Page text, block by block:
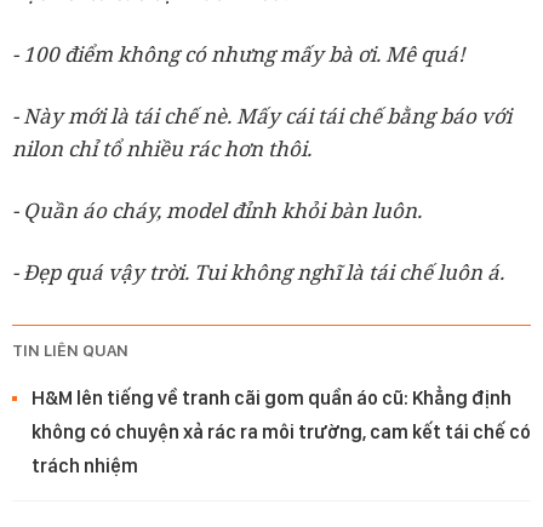
- 100 điểm không có nhưng mấy bà ơi. Mê quá!
- Này mới là tái chế nè. Mấy cái tái chế bằng báo với
nilon chỉ tổ nhiều rác hơn thôi.
- Quần áo cháy, model đỉnh khỏi bàn luôn.
- Đẹp quá vậy trời. Tui không nghĩ là tái chế luôn á.
TIN LIÊN QUAN
H&M lên tiếng về tranh cãi gom quần áo cũ: Khẳng định
không có chuyện xả rác ra môi trường, cam kết tái chế có
trách nhiệm